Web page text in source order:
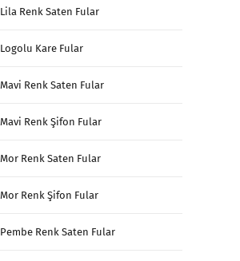
Lila Renk Saten Fular
Logolu Kare Fular
Mavi Renk Saten Fular
Mavi Renk Şifon Fular
Mor Renk Saten Fular
Mor Renk Şifon Fular
Pembe Renk Saten Fular